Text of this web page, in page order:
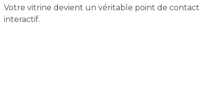
Votre vitrine devient un véritable point de contact
interactif.